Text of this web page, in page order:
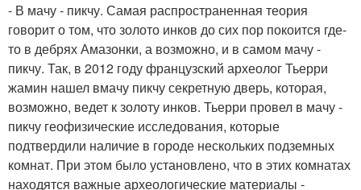
- В мачу - пикчу. Самая распространенная теория
говорит о том, что золото инков до сих пор покоится где-
то в дебрях Амазонки, а возможно, и в самом мачу -
пикчу. Так, в 2012 году французский археолог Тьерри
жамин нашел вмачу пикчу секретную дверь, которая,
возможно, ведет к золоту инков. Тьерри провел в мачу -
пикчу геофизические исследования, которые
подтвердили наличие в городе нескольких подземных
комнат. При этом было установлено, что в этих комнатах
находятся важные археологические материалы -